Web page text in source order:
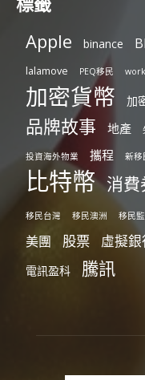
Apple binance
lalamove PEQ移民
加密貨幣 加
品牌故事 地產
投資海外物業 攜程 新移
比特幣 消費
移民台灣 移民澳洲 移民監
美團 股票 虛擬銀
電訊盈科 騰訊